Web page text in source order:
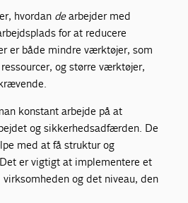
hvordan dearbejder med
for at reducere
er både mindre værktøjer, som
og større værktøjer,
konstant arbejde på at
og sikkerhedsadfærden. De
med at få struktur og
er vigtigt at implementere et
og det niveau, den